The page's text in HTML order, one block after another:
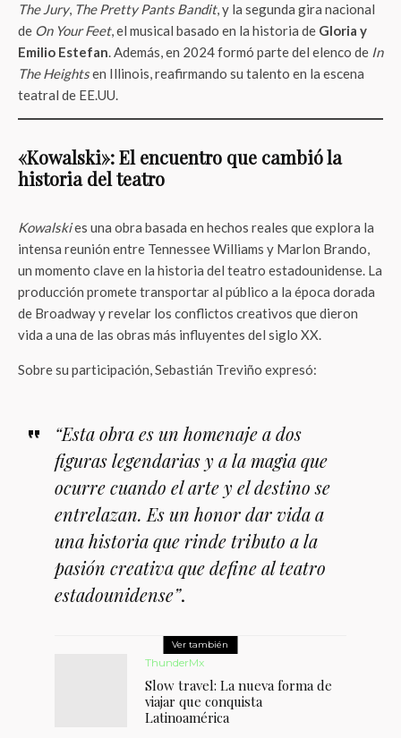
The Jury, The Pretty Pants Bandit, y la segunda gira nacional
de On Your Feet, el musical basado en la historia de Gloria y
Emilio Estefan. Además, en 2024 formó parte del elenco de In
The Heightsen Illinois, reafirmando su talento en la escena
teatral de EE.UU.
«Kowalski»: El encuentro que cambió la
historia del teatro
Kowalskies una obra basada en hechos reales que explora la
intensa reunión entre Tennessee Williams y Marlon Brando,
un momento clave en la historia del teatro estadounidense. La
producción promete transportar al público a la época dorada
de Broadway y revelar los conflictos creativos que dieron
vida a una de las obras más influyentes del siglo XX.
Sobre su participación, Sebastián Treviño expresó:
“Esta obra es un homenaje a dos
figuras legendarias y a la magia que
ocurre cuando el arte y el destino se
entrelazan. Es un honor dar vida a
una historia que rinde tributo a la
pasión creativa que define al teatro
estadounidense”.
Ver también
ThunderMx
Slow travel: La nueva forma de
viajar que conquista
Latinoamérica